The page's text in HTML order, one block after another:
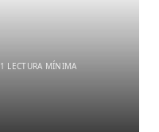
1 LECTURA MÍNIMA